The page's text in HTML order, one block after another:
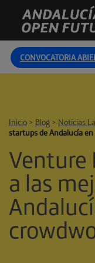
content
Andalucía
Open
Future
CONVOCATORIA
Inicio > Blog > Noticias
startups de Andalucía
Venture
a las